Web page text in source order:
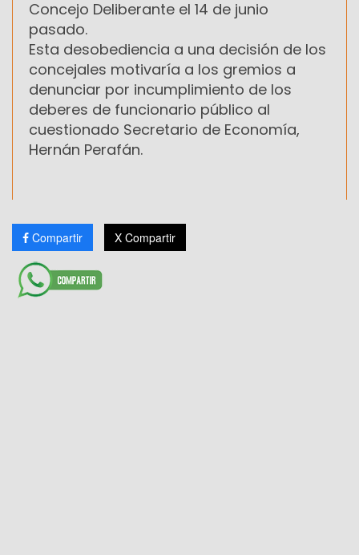
Concejo Deliberante el 14 de junio
pasado.
Esta desobediencia a una decisión de los
concejales motivaría a los gremios a
denunciar por incumplimiento de los
deberes de funcionario público al
cuestionado Secretario de Economía,
Hernán Perafán.
Compartir X Compartir